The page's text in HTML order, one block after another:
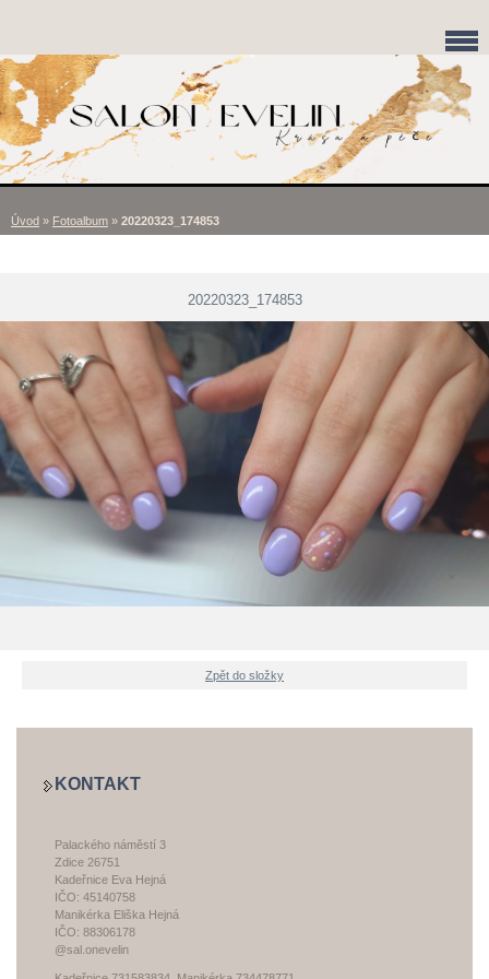
Úvod » Fotoalbum » 20220323_174853
20220323_174853
Zpět do složky
KONTAKT
Palackého náměstí 3
Zdice 26751
Kadeřnice Eva Hejná
IČO: 45140758
Manikérka Eliška Hejná
IČO: 88306178
@sal.onevelin